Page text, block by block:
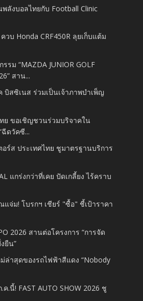
พลังบอลไทยกับ Football Clinic
วบ Honda CRF450R ลุยเก็บแต้ม
รม “MAZDA JUNIOR GOLF
สาน...
บิสซิเนส ร่วมเป็นเจ้าภาพบำเพ็ญ
ย ขอเชิญชวนร่วมบริจาคใน
ฉีดวัคซี...
ร์ส ประเทศไทย ชูมาตรฐานบริการ
แกร่งกว่าที่เคย ปัดเกลี้ยง ไร้คราบ
จ่ม! โบรกฯ เชียร์ "ซื้อ" ชี้เป้าราคา
2026 สานต่อโครงการ “การจัด
ยืน”
ล่าสุดของรถไฟฟ้าสีแดง “Nobody
.นี้! FAST AUTO SHOW 2026 ชู